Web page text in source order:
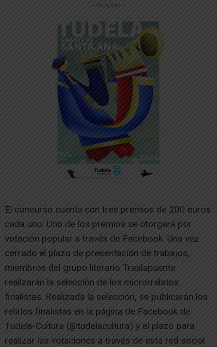
-- Publicidad --
El concurso cuenta con tres premios de 200 euros
cada uno. Uno de los premios se otorgará por
votación popular a través de Facebook. Una vez
cerrado el plazo de presentación de trabajos,
miembros del grupo literario Traslapuente
realizarán la selección de los microrrelatos
finalistas. Realizada la selección, se publicarán los
relatos finalistas en la página de Facebook de
Tudela-Cultura (@tudelacultura) y el plazo para
realizar las votaciones a través de esta red social